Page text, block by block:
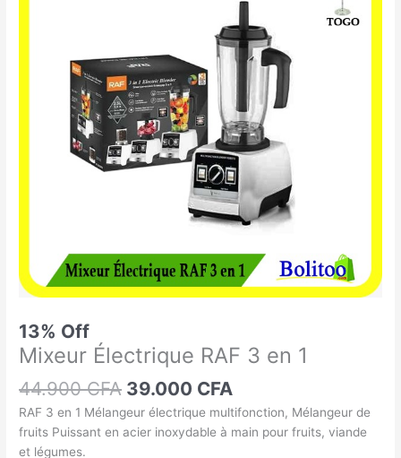
13% Off
Mixeur Électrique RAF 3 en 1
44.900CFA
44.900 CFA.
39.000 CFA
39.000 CFA.
RAF 3 en 1 Mélangeur électrique multifonction, Mélangeur de
fruits Puissant en acier inoxydable à main pour fruits, viande
et légumes.